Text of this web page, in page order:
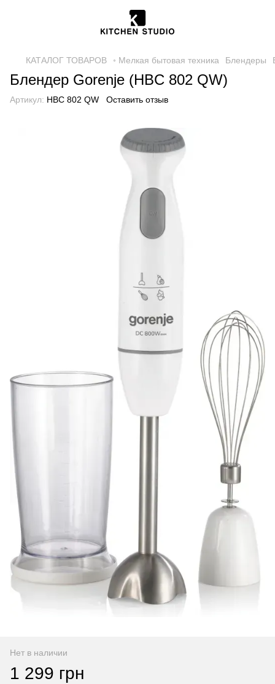
КАТАЛОГ ТОВАРОВ ◦ Мелкая бытовая техника Блендеры
Блендер Gorenje (HBC 802 QW)
Артикул: HBC 802 QW Оставить отзыв
Нет в наличии
1 299 грн